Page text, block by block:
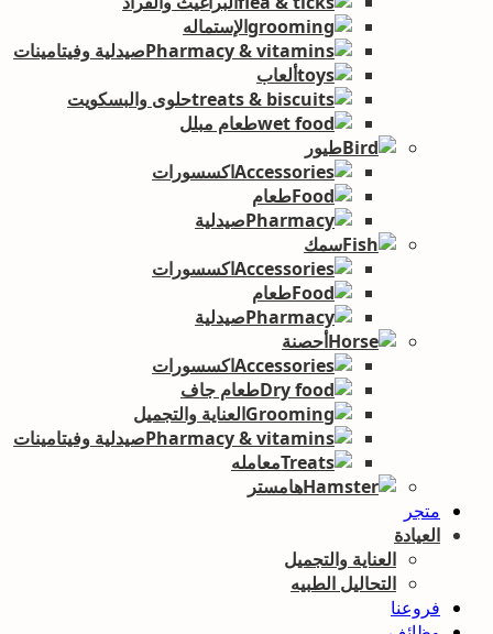
الإستماله
صيدلية وفيتامينات
ألعاب
حلوى والبسكويت
طعام مبلل
طيور
اكسسورات
طعام
صيدلية
سمك
اكسسورات
طعام
صيدلية
أحصنة
اكسسورات
طعام جاف
العناية والتجميل
صيدلية وفيتامينات
معامله
هامستر
متجر
العيادة
العناية والتجميل
التحاليل الطبيه
فروعنا